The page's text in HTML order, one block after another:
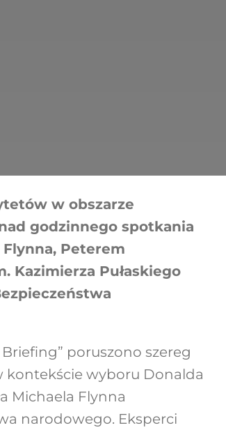
w obszarze
godzinnego spotkania
Flynna, Peterem
Kazimierza Pułaskiego
poruszono szereg
wyboru Donalda
Michaela Flynna
narodowego. Eksperci